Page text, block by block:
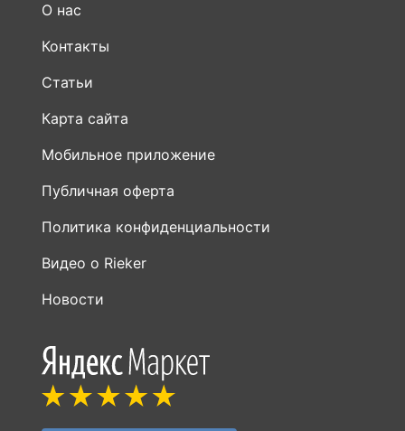
О нас
Контакты
Статьи
Карта сайта
Мобильное приложение
Публичная оферта
Политика конфиденциальности
Видео о Rieker
Новости